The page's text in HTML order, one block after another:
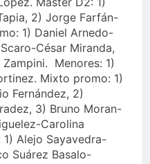
2) Jorge Farfán-
1) Daniel Arnedo-
César Miranda,
Menores: 1)
Mixto promo: 1)
Fernández, 2)
3) Bruno Moran-
Carolina
Alejo Sayavedra-
Suárez Basalo-